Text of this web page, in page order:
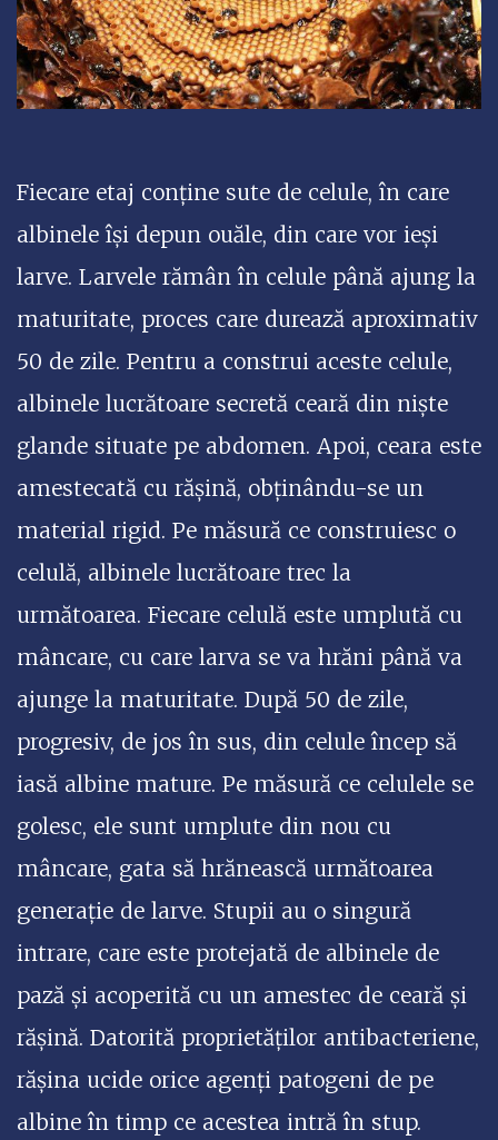
Fiecare etaj conține sute de celule, în care
albinele își depun ouăle, din care vor ieși
larve. Larvele rămân în celule până ajung la
maturitate, proces care durează aproximativ
50 de zile. Pentru a construi aceste celule,
albinele lucrătoare secretă ceară din niște
glande situate pe abdomen. Apoi, ceara este
amestecată cu rășină, obținându-se un
material rigid. Pe măsură ce construiesc o
celulă, albinele lucrătoare trec la
următoarea. Fiecare celulă este umplută cu
mâncare, cu care larva se va hrăni până va
ajunge la maturitate. După 50 de zile,
progresiv, de jos în sus, din celule încep să
iasă albine mature. Pe măsură ce celulele se
golesc, ele sunt umplute din nou cu
mâncare, gata să hrănească următoarea
generație de larve. Stupii au o singură
intrare, care este protejată de albinele de
pază și acoperită cu un amestec de ceară și
rășină. Datorită proprietăților antibacteriene,
rășina ucide orice agenți patogeni de pe
albine în timp ce acestea intră în stup.